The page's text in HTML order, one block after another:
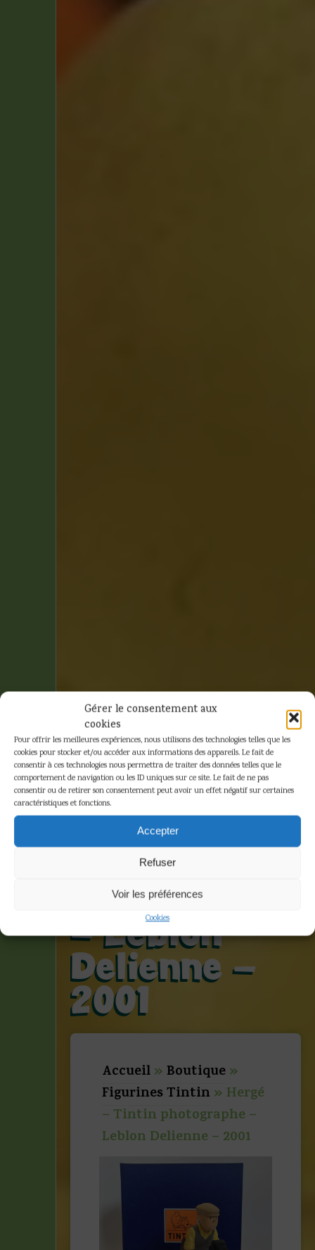
Gérer le consentement aux
cookies
Pour offrir les meilleures expériences, nous utilisons des technologies telles que les
cookies pour stocker et/ou accéder aux informations des appareils. Le fait de
consentir à ces technologies nous permettra de traiter des données telles que le
comportement de navigation ou les ID uniques sur ce site. Le fait de ne pas
consentir ou de retirer son consentement peut avoir un effet négatif sur certaines
caractéristiques et fonctions.
Accepter
Refuser
Voir les préférences
Cookies
Hergé –
Tintin
photographe
– Leblon
Delienne –
2001
Accueil»Boutique»
Figurines Tintin » Hergé
– Tintin photographe –
Leblon Delienne – 2001